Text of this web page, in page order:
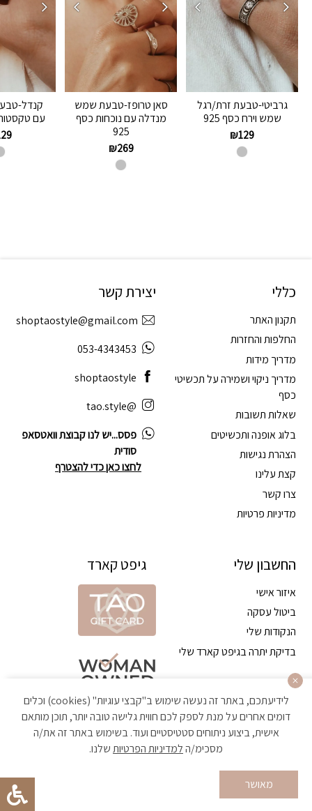
גרביטי-טבעת זרת/רגל
שמש וירח כסף 925
₪129
סאן טרופז-טבעת שמש
מנדלה עם נוכחות כסף
925
₪269
קנדל-
עם
כללי
תקנון האתר
החלפות והחזרות
מדריך מידות
מדריך ניקוי ושמירה על תכשיטי
כסף
שאלות תשובות
בלוג אופנה ותכשיטים
הצהרת נגישות
קצת עלינו
צרו קשר
מדיניות פרטיות
החשבון שלי
איזור אישי
ביטול עסקה
הנקודות שלי
בדיקת יתרה בגיפט קארד שלי
יצירת קשר
shoptaostyle@gmail.com
053-4343453
shoptaostyle
@tao.style
פסס...יש לנו קבוצת וואטסאפ
סודית
לחצו כאן כדי להצטרף
גיפט קארד
הקניה באתר מאובטחת ועומדת בתקן האבטחה הגבוה ביותר
לידיעתכם, באתר זה נעשה שימוש ב"קבצי עוגיות" (cookies) וכלים
דומים אחרים על מנת לספק לכם חווית גלישה טובה יותר, תוכן מותאם
אישית, ביצוע ניתוחים סטטיסטיים ועוד. בשימוש באתר זה את/ה
מסכימ/הלמדיניות הפרטיותשלנו.
מאושר